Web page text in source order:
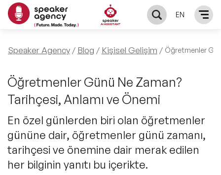
EN
KONUŞMACILAR
Yerel Konuşmacılar
Global Konuşmacılar
Exclusive Konuşmacılar
Tüm Konuşmacılar
KONULAR
Öne Çıkan Konular
Exclusive Konuşmacılarımız
Ünlü Konuşmacılar
ÇÖZÜMLER
Keynote & Konuşma
Master Class Workshop
INFLUENCER
HAKKIMIZDA
Speaker Agency Blog Kişisel Gelişim Öğretmenler
Öğretmenler Günü Ne Zaman?
Tarihçesi, Anlamı ve Önemi
En özel günlerden biri olan öğretmenler
gününe dair, öğretmenler günü zamanı,
tarihçesi ve önemine dair merak edilen
her bilginin yanıtı bu içerikte.